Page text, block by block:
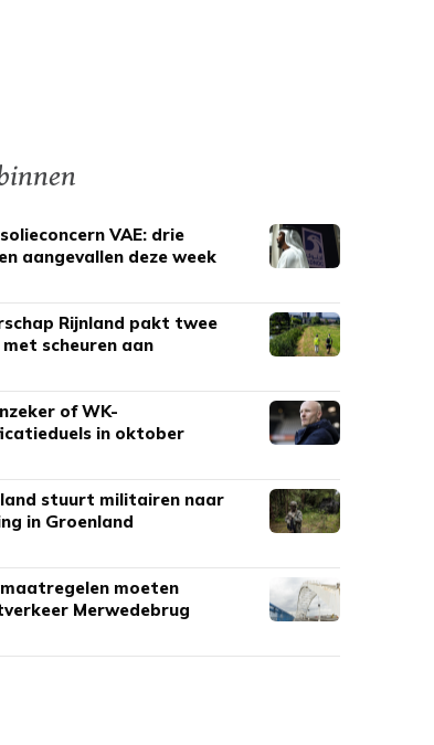
VAE: drie
aangevallen deze week
Rijnland pakt twee
scheuren aan
of WK-
in oktober
stuurt militairen naar
in Groenland
moeten
Merwedebrug